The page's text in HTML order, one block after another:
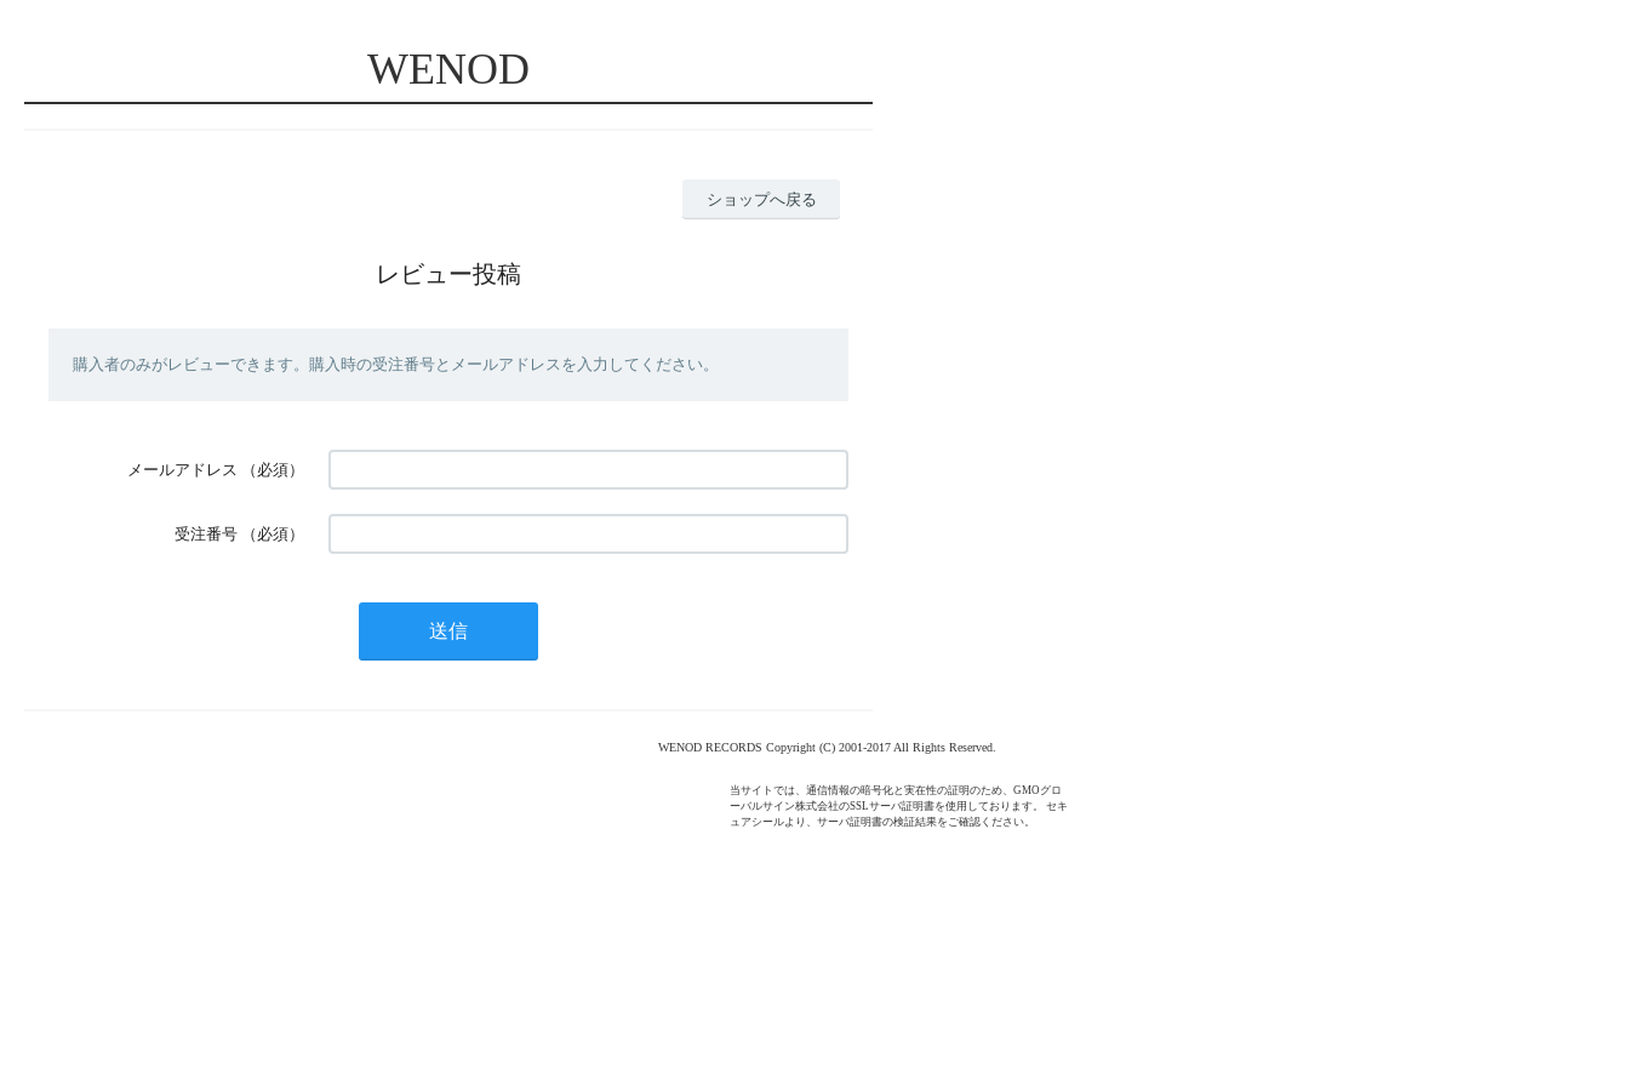
WENOD
ショップへ戻る
レビュー投稿
購入者のみがレビューできます。購入時の受注番号とメールアドレスを入力してください。
メールアドレス （必須）
受注番号 （必須）
WENOD RECORDS Copyright (C) 2001-2017 All Rights Reserved.
当サイトでは、通信情報の暗号化と実在性の証明のため、GMOグロ
ーバルサイン株式会社のSSLサーバ証明書を使用しております。 セキ
ュアシールより、サーバ証明書の検証結果をご確認ください。